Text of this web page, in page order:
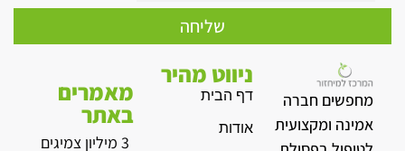
שליחה
מחפשים חברה
אמינה ומקצועית
ניווט מהיר
דף הבית
אודות
מאמרים
באתר
3 מיליון צמיגים